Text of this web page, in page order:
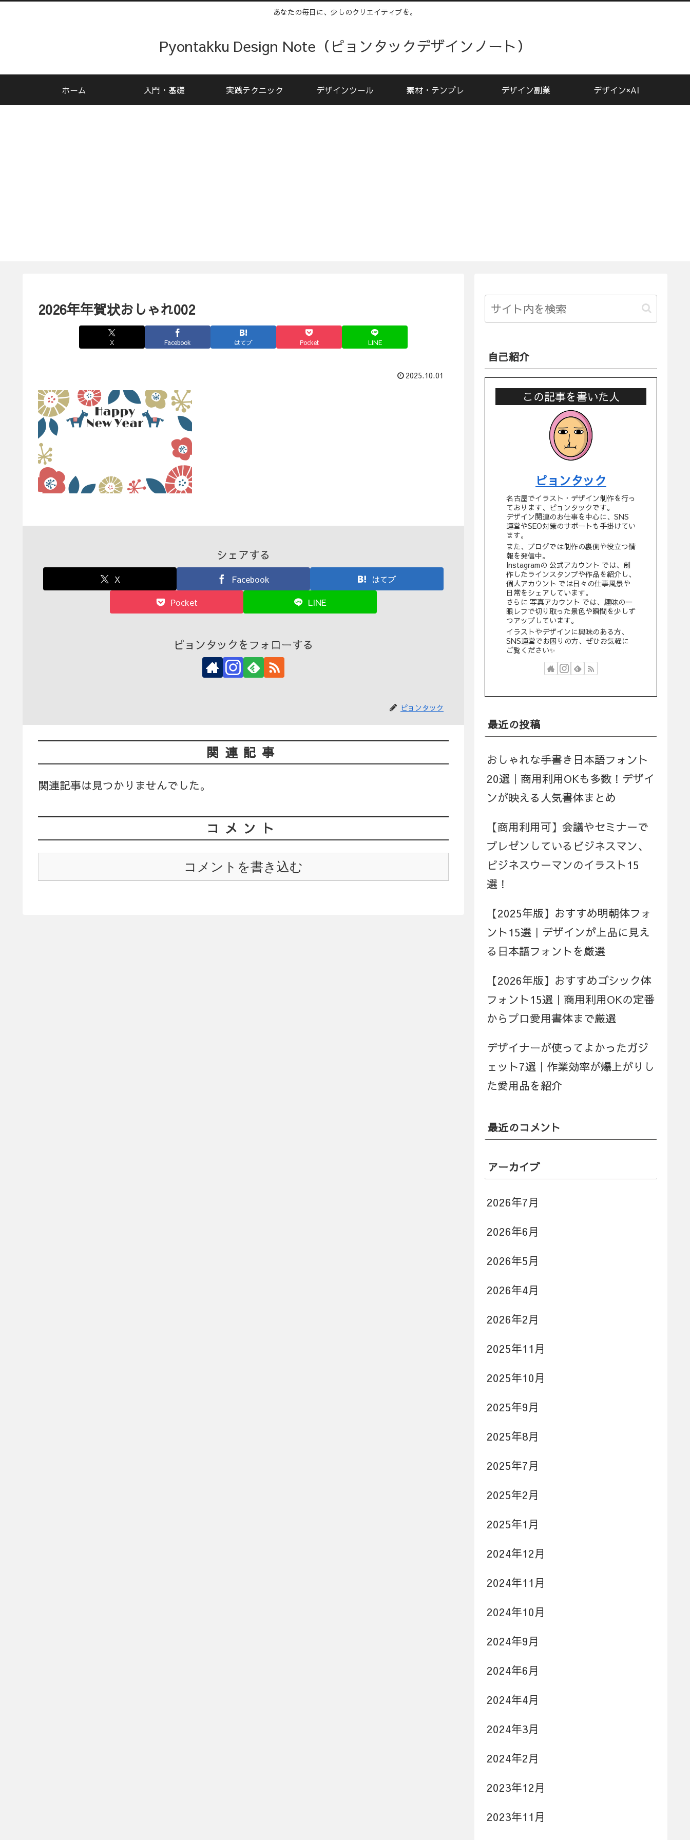
あなたの毎日に、少しのクリエイティブを。
Pyontakku Design Note（ピョンタックデザインノート）
ホーム 入門・基礎 実践テクニック デザインツール 素材・テンプレ デザイン副業 デザイン×AI
2026年年賀状おしゃれ002
X Facebook はてブ Pocket LINE
2025.10.01
シェアする
X Facebook はてブ
Pocket LINE
ピョンタックをフォローする
ピョンタック
関連記事
関連記事は見つかりませんでした。
コメント
コメントを書き込む
自己紹介
この記事を書いた人
ピョンタック
名古屋でイラスト・デザイン制作を行っ
ております、ピョンタックです。
デザイン関連のお仕事を中心に、SNS
運営やSEO対策のサポートも手掛けてい
ます。
また、ブログでは制作の裏側や役立つ情
報を発信中。
Instagramの 公式アカウント では、制
作したラインスタンプや作品を紹介し、
個人アカウント では日々の仕事風景や
日常をシェアしています。
さらに 写真アカウント では、趣味の一
眼レフで切り取った景色や瞬間を少しず
つアップしています。
イラストやデザインに興味のある方、
SNS運営でお困りの方、ぜひお気軽に
ご覧ください✨
最近の投稿
おしゃれな手書き日本語フォント
20選｜商用利用OKも多数！デザイ
ンが映える人気書体まとめ
【商用利用可】会議やセミナーで
プレゼンしているビジネスマン、
ビジネスウーマンのイラスト15
選！
【2025年版】おすすめ明朝体フォ
ント15選｜デザインが上品に見え
る日本語フォントを厳選
【2026年版】おすすめゴシック体
フォント15選｜商用利用OKの定番
からプロ愛用書体まで厳選
デザイナーが使ってよかったガジ
ェット7選｜作業効率が爆上がりし
た愛用品を紹介
最近のコメント
アーカイブ
2026年7月
2026年6月
2026年5月
2026年4月
2026年2月
2025年11月
2025年10月
2025年9月
2025年8月
2025年7月
2025年2月
2025年1月
2024年12月
2024年11月
2024年10月
2024年9月
2024年6月
2024年4月
2024年3月
2024年2月
2023年12月
2023年11月